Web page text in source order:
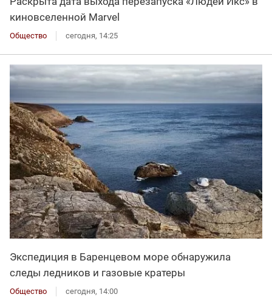
киновселенной Marvel
Общество сегодня, 14:25
Экспедиция в Баренцевом море обнаружила
следы ледников и газовые кратеры
Общество сегодня, 14:00